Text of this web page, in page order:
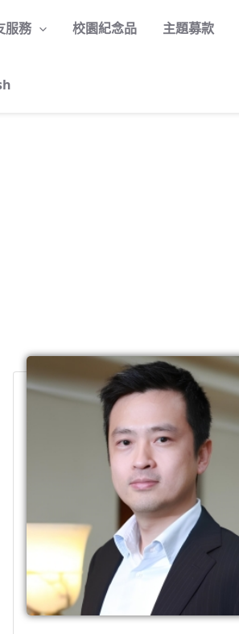
服務 校園紀念品 主題募款